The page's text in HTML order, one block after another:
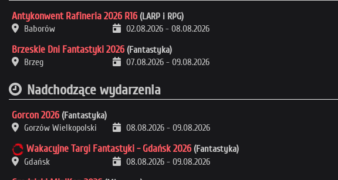
Antykonwent Rafineria 2026 R16 (LARP i RPG)
Baborów
02.08.2026 - 08.08.2026
Brzeskie Dni Fantastyki 2026 (Fantastyka)
Brzeg
07.08.2026 - 09.08.2026
Nadchodzące wydarzenia
Gorcon 2026 (Fantastyka)
Gorzów Wielkopolski
08.08.2026 - 09.08.2026
Wakacyjne Targi Fantastyki - Gdańsk 2026 (Fantastyka)
Gdańsk
08.08.2026 - 09.08.2026